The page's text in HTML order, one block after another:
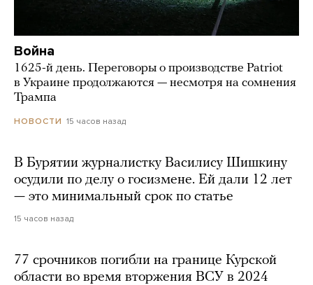
Война
1625-й день. Переговоры о производстве Patriot
в Украине продолжаются — несмотря на сомнения
Трампа
НОВОСТИ 15 часов назад
В Бурятии журналистку Василису Шишкину
осудили по делу о госизмене. Ей дали 12 лет
— это минимальный срок по статье
15 часов назад
77 срочников погибли на границе Курской
области во время вторжения ВСУ в 2024